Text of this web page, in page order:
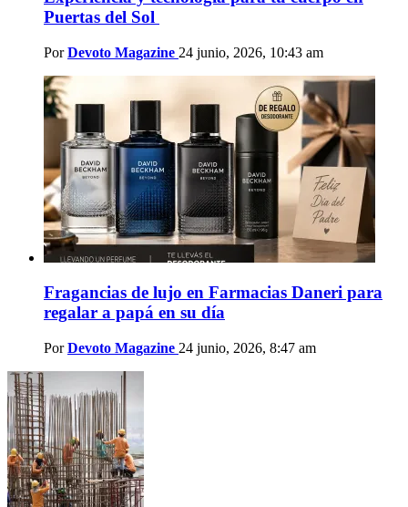
Puertas del Sol
Por Devoto Magazine 24 junio, 2026, 10:43 am
Fragancias de lujo en Farmacias Daneri para
regalar a papá en su día
Por Devoto Magazine 24 junio, 2026, 8:47 am